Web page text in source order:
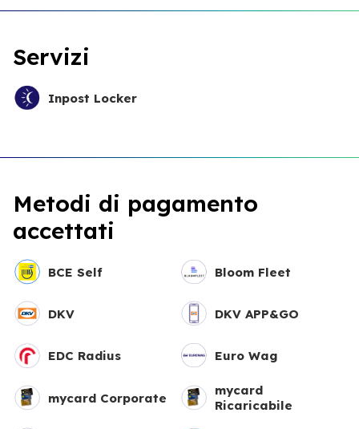
Servizi
Inpost Locker
Metodi di pagamento
accettati
BCE Self Bloom Fleet
DKV DKV APP&GO
EDC Radius Euro Wag
mycard Corporate
mycard
Ricaricabile